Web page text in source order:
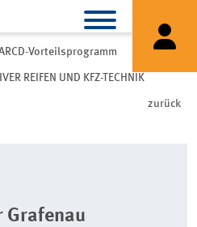
Vorteilsprogramm
REIFEN UND KFZ-TECHNIK
zurück
Grafenau